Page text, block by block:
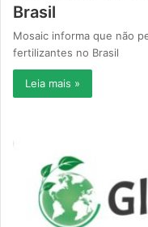
Brasil
Mosaic informa que não
fertilizantes no Brasil
Leia mais »